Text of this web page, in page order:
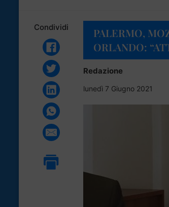
Condividi
PALERMO,
ORLANDO:
Redazione
lunedì 7 Giugno 2021